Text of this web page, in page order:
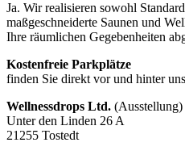
Ja. Wir realisieren sowohl
maßgeschneiderte Saunen und
Ihre räumlichen Gegebenheiten
Kostenfreie Parkplätze
finden Sie direkt vor und hinter
Wellnessdrops Ltd. (Ausstellung)
Unter den Linden 26 A
21255 Tostedt